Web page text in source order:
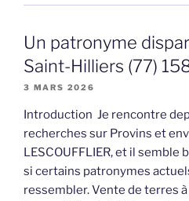
Un patronyme
Saint-Hilliers (77)
3 MARS 2026
Introduction Je rencontre
recherches sur Provins et
LESCOUFFLIER, et il semble
si certains patronymes
ressembler. Vente de terres